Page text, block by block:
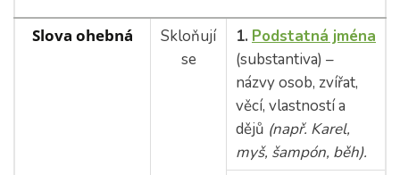
Slova ohebná
Skloňují
se
1. Podstatná jména
(substantiva) –
názvy osob, zvířat,
věcí, vlastností a
dějů (např. Karel,
myš, šampón, běh).